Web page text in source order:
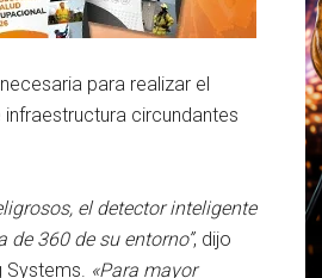
para realizar el
circundantes
el detector inteligente
360 ​​de su entorno”, dijo
Systems. «Para mayor